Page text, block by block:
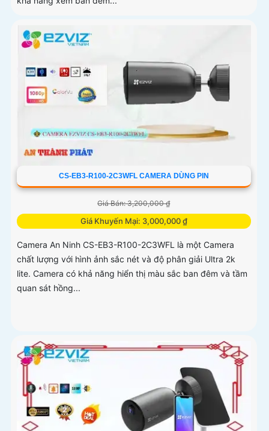
CS-EB3-R100-2C3WFL CAMERA DÙNG PIN
Giá Bán: 3,200,000 ₫
Giá Khuyến Mại: 3,000,000 ₫
Camera An Ninh CS-EB3-R100-2C3WFL là một Camera
chất lượng với hình ảnh sắc nét và độ phân giải Ultra 2k
lite. Camera có khả năng hiển thị màu sắc ban đêm và tầm
quan sát hồng...